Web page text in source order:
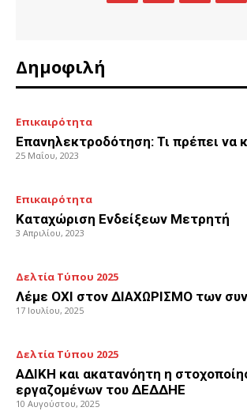
Δημοφιλή
Επικαιρότητα
Επανηλεκτροδότηση: Τι πρέπει να
25 Μαΐου, 2023
Επικαιρότητα
Καταχώριση Ενδείξεων Μετρητή
3 Απριλίου, 2023
Δελτία Τύπου 2025
Λέμε ΟΧΙ στον ΔΙΑΧΩΡΙΣΜΟ των
17 Ιουλίου, 2025
Δελτία Τύπου 2025
ΑΔΙΚΗ και ακατανόητη η
εργαζομένων του ΔΕΔΔΗΕ
10 Αυγούστου, 2025